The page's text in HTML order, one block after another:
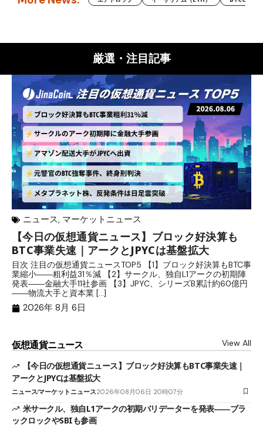
厳選・注目記事
ニュース, マーケットニュース
【今日の仮想通貨ニュース】ブロック好決算も
BTC事業失速｜アークとJPYCは基盤拡大
目次 注目の仮想通貨ニュースTOP5 【1】ブロック好決算もBTC事
業縮小――粗利益31％減 【2】サークル、独自L1アークの初期陣
発表――金融大手11社参画 【3】JPYC、シリーズB累計約60億円
――物流大手と資本業 […]
2026年 8月 6日
仮想通貨ニュース View All
【今日の仮想通貨ニュース】ブロック好決算もBTC事業失速｜
アークとJPYCは基盤拡大
ニュースマーケットニュース2026年08月06日 20時07分
米サークル、独自L1アークの初期バリデーターを発表――ブラ
ックロックやSBIも参画